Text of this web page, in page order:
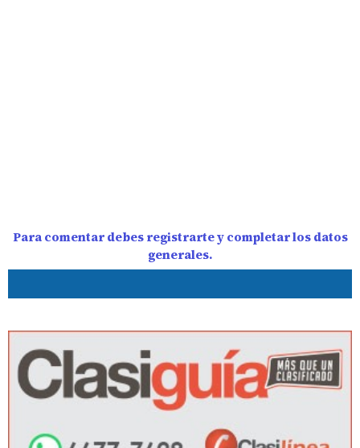
Para comentar debes registrarte y completar los datos
generales.